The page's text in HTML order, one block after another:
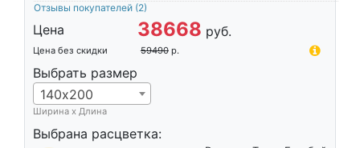
Отзывы покупателей (2)
Цена 38668 руб.
Цена без скидки 59490 р.
Выбрать размер
140х200
Ширина х Длина
Выбрана расцветка: